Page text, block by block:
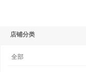
店铺分类
全部